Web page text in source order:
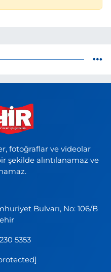
fotoğraflar ve videolar
şekilde alıntılanamaz ve
Bulvarı, No: 106/B
5353